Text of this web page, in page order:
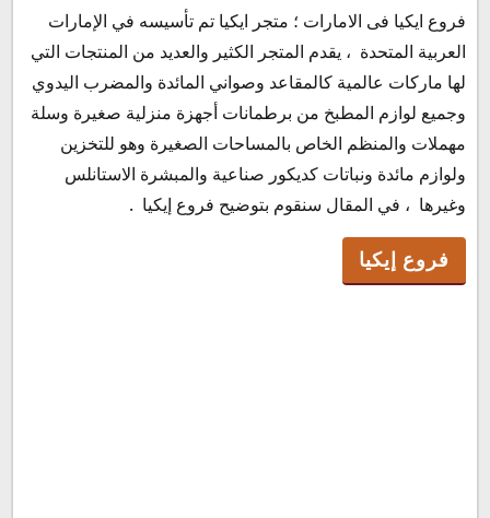
فروع إيكيا
فروع ايكيا فى الإمارات
مواعيد عمل متجر ايكيا
رقم خدمة عملاء ايكيا
اسعار إيكيا
فروع ايكيا فى الامارات ؛ متجر ايكيا تم تأسيسه في الإمارات
العربية المتحدة ، يقدم المتجر الكثير والعديد من المنتجات التي
لها ماركات عالمية كالمقاعد وصواني المائدة والمضرب اليدوي
وجميع لوازم المطبخ من برطمانات أجهزة منزلية صغيرة وسلة
مهملات والمنظم الخاص بالمساحات الصغيرة وهو للتخزين
ولوازم مائدة ونباتات كديكور صناعية والمبشرة الاستانلس
وغيرها ، في المقال سنقوم بتوضيح فروع إيكيا .
فروع إيكيا